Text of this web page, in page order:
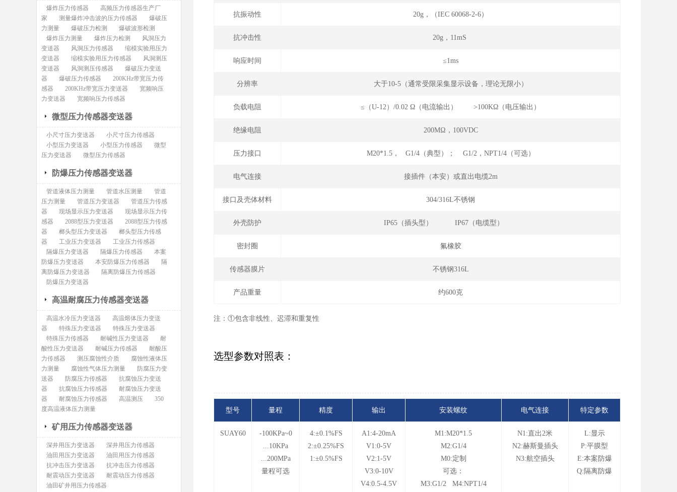
抗振动性 20g，（IEC 60068-2-6）
抗冲击性 20g，11mS
响应时间 ≤1ms
分辨率 大于10-5（通常受限采集显示设备，理论无限小）
负载电阻 ≤（U-12）/0.02 Ω（电流输出） >100KΩ（电压输出）
绝缘电阻 200MΩ，100VDC
压力接口 M20*1.5， G1/4（典型）； G1/2，NPT1/4（可选）
电气连接 接插件（本安）或直出电缆2m
接口及壳体材料 304/316L不锈钢
外壳防护 IP65（插头型） IP67（电缆型）
密封圈 氟橡胶
传感器膜片 不锈钢316L
产品重量 约600克
注：①包含非线性、迟滞和重复性
选型参数对照表：
型号 量程 精度 输出 安装螺纹 电气连接 特定参数
SUAY60
-100KPa~0
...10KPa
...200MPa
量程可选
4:±0.1%FS
2:±0.25%FS
1:±0.5%FS
A1:4-20mA
V1:0-5V
V2:1-5V
V3:0-10V
V4:0.5-4.5V
M1:M20*1.5
M2:G1/4
M0:定制
可选：
M3:G1/2 M4:NPT1/4
N1:直出2米
N2:赫斯曼插头
N3:航空插头
L:显示
P:平膜型
E:本案防爆
Q:隔离防爆
爆炸压力传感器
高频压力传感器生产厂
家
测量爆炸冲击波的压力传感器
爆破压
力测量
爆破压力检测
爆破波形检测
爆炸压力测量
爆炸压力检测
风洞压力
变送器
风洞压力传感器
缩模实验用压力
变送器
缩模实验用压力传感器
风洞测压
变送器
风洞测压传感器
爆破压力变送
器
爆破压力传感器
200KHz带宽压力传
感器
200KHz带宽压力变送器
宽频响压
力变送器
宽频响压力传感器
微型压力传感器变送器
小尺寸压力变送器
小尺寸压力传感器
小型压力变送器
小型压力传感器
微型
压力变送器
微型压力传感器
防爆压力传感器变送器
管道液体压力测量 管道水压测量
管道
压力测量
管道压力变送器
管道压力传感
器
现场显示压力变送器
现场显示压力传
感器
2088型压力变送器
2088型压力传感
器
榔头型压力变送器
榔头型压力传感
器
工业压力变送器
工业压力传感器
隔爆压力变送器
隔爆压力传感器
本案
防爆压力变送器
本安防爆压力传感器
隔
离防爆压力变送器
隔离防爆压力传感器
防爆压力变送器
高温耐腐压力传感器变送器
高温水冷压力变送器
高温熔体压力变送
器
特殊压力变送器
特殊压力变送器
特殊压力传感器
耐碱性压力变送器
耐
酸性压力变送器
耐碱压力传感器
耐酸压
力传感器
测压腐蚀性介质
腐蚀性液体压
力测量
腐蚀性气体压力测量
防腐压力变
送器
防腐压力传感器
抗腐蚀压力变送
器
抗腐蚀压力传感器
耐腐蚀压力变送
器
耐腐蚀压力传感器 高温测压
350
度高温液体压力测量
矿用压力传感器变送器
深井用压力变送器
深井用压力传感器
油田用压力变送器
油田用压力传感器
抗冲击压力变送器
抗冲击压力传感器
耐震动压力变送器
耐震动压力传感器
油田矿井用压力传感器